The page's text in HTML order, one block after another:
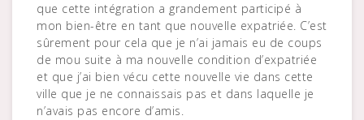
que cette intégration a grandement participé à
mon bien-être en tant que nouvelle expatriée. C’est
sûrement pour cela que je n’ai jamais eu de coups
de mou suite à ma nouvelle condition d’expatriée
et que j’ai bien vécu cette nouvelle vie dans cette
ville que je ne connaissais pas et dans laquelle je
n’avais pas encore d’amis.